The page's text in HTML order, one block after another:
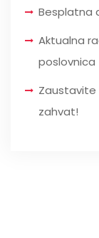
Besplatna
Aktualna
poslovnica
Zaustavite
zahvat!